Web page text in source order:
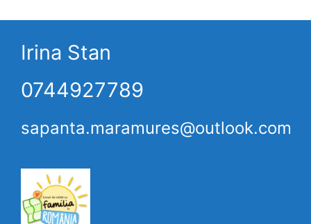
Irina Stan
0744927789
sapanta.maramures@outlook.com